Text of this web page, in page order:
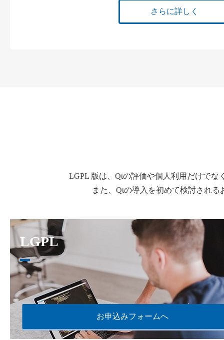
さらに詳しく
LGPL 版は、Qtの評価や個人利用だけで
また、Qtの導入を初めて検討され
LGPL
お申込みフォームへ